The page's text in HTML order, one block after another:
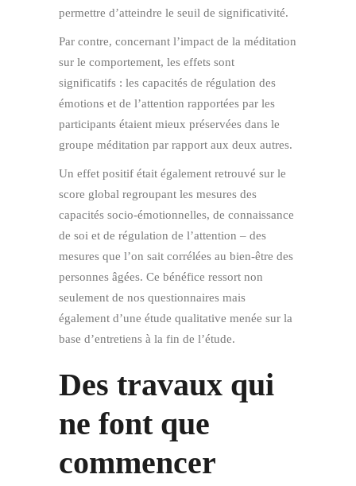
permettre d’atteindre le seuil de significativité.
Par contre, concernant l’impact de la méditation
sur le comportement, les effets sont
significatifs : les capacités de régulation des
émotions et de l’attention rapportées par les
participants étaient mieux préservées dans le
groupe méditation par rapport aux deux autres.
Un effet positif était également retrouvé sur le
score global regroupant les mesures des
capacités socio-émotionnelles, de connaissance
de soi et de régulation de l’attention – des
mesures que l’on sait corrélées au bien-être des
personnes âgées. Ce bénéfice ressort non
seulement de nos questionnaires mais
également d’une étude qualitative menée sur la
base d’entretiens à la fin de l’étude.
Des travaux qui
ne font que
commencer